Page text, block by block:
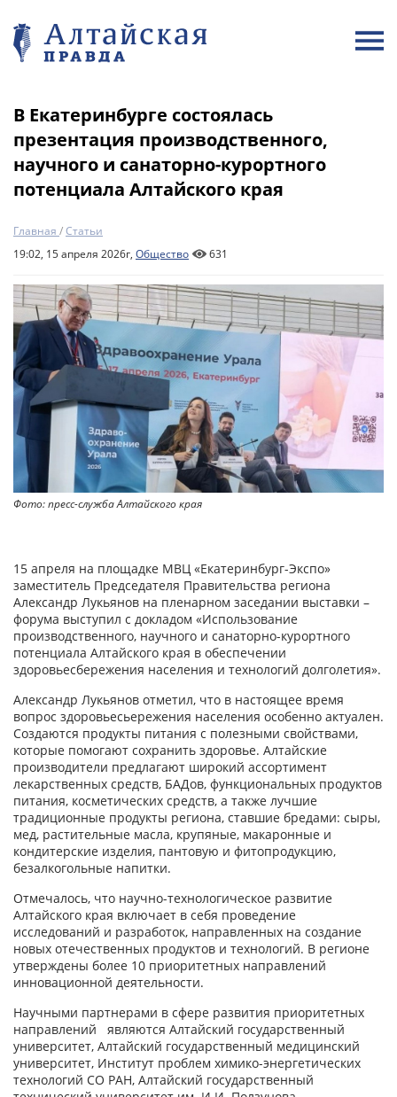
В Екатеринбурге состоялась
презентация производственного,
научного и санаторно-курортного
потенциала Алтайского края
Главная /Статьи
19:02, 15 апреля 2026г, Общество 631
Фото: пресс-служба Алтайского края
15 апреля на площадке МВЦ «Екатеринбург-Экспо»
заместитель Председателя Правительства региона
Александр Лукьянов на пленарном заседании выставки –
форума выступил с докладом «Использование
производственного, научного и санаторно-курортного
потенциала Алтайского края в обеспечении
здоровьесбережения населения и технологий долголетия».
Александр Лукьянов отметил, что в настоящее время
вопрос здоровьесьережения населения особенно актуален.
Создаются продукты питания с полезными свойствами,
которые помогают сохранить здоровье. Алтайские
производители предлагают широкий ассортимент
лекарственных средств, БАДов, функциональных продуктов
питания, косметических средств, а также лучшие
традиционные продукты региона, ставшие бредами: сыры,
мед, растительные масла, крупяные, макаронные и
кондитерские изделия, пантовую и фитопродукцию,
безалкогольные напитки.
Отмечалось, что научно-технологическое развитие
Алтайского края включает в себя проведение
исследований и разработок, направленных на создание
новых отечественных продуктов и технологий. В регионе
утверждены более 10 приоритетных направлений
инновационной деятельности.
Научными партнерами в сфере развития приоритетных
направлений являются Алтайский государственный
университет, Алтайский государственный медицинский
университет, Институт проблем химико-энергетических
технологий СО РАН, Алтайский государственный